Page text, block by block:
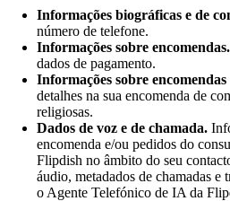
Informações biográficas e de
número de telefone.
Informações sobre encomendas.
dados de pagamento.
Informações sobre
detalhes na sua encomenda de
religiosas.
Dados de voz e de chamada.
encomenda e/ou pedidos do
Flipdish no âmbito do seu
áudio, metadados de chamadas e
o Agente Telefónico de IA da